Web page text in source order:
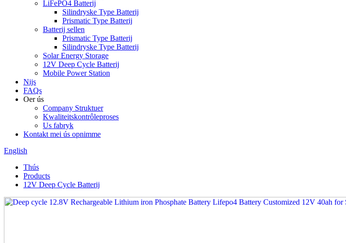
LiFePO4 Batterij
Silindryske Type Batterij
Prismatic Type Batterij
Batterij sellen
Prismatic Type Batterij
Silindryske Type Batterij
Solar Energy Storage
12V Deep Cycle Batterij
Mobile Power Station
Nijs
FAQs
Oer ús
Company Struktuer
Kwaliteitskontrôleproses
Us fabryk
Kontakt mei ús opnimme
English
Thús
Products
12V Deep Cycle Batterij